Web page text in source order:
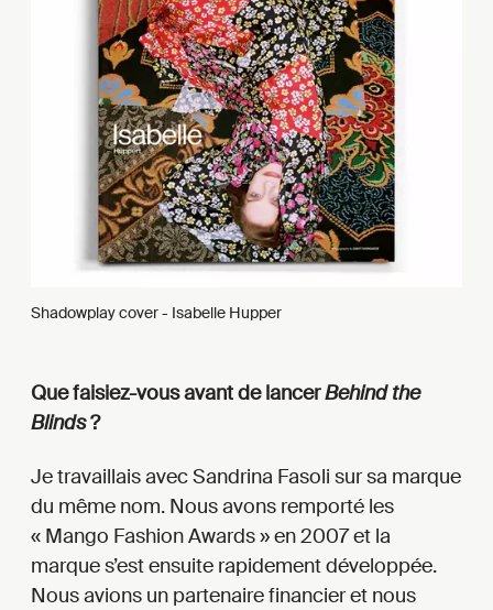
Shadowplay cover - Isabelle Hupper
Que faisiez-vous avant de lancerBehind the
Blinds?
Je travaillais avec Sandrina Fasoli sur sa marque
du même nom. Nous avons remporté les
« Mango Fashion Awards » en 2007 et la
marque s’est ensuite rapidement développée.
Nous avions un partenaire financier et nous